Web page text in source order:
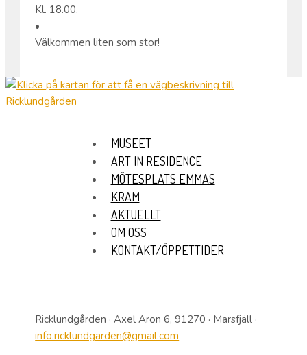
Kl. 18.00.
•
Välkommen liten som stor!
MUSEET
ART IN RESIDENCE
MÖTESPLATS EMMAS
KRAM
AKTUELLT
OM OSS
KONTAKT/ÖPPETTIDER
Ricklundgården · Axel Aron 6, 91270 · Marsfjäll ·
info.ricklundgarden@gmail.com